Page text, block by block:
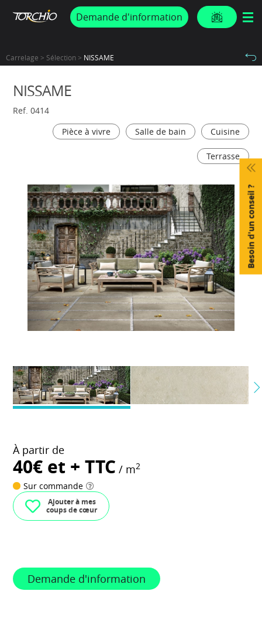
PROMOS & ACTUSDemande d'information
Carrelage > Sélection > NISSAME
Besoin d'un conseil ?
NISSAME
Ref. 0414
Pièce à vivre
Salle de bain Cuisine
Terrasse
À partir de
40€ et + TTC / m2
Sur commande
Ajouter à mes
coups de cœur
Demande d'information